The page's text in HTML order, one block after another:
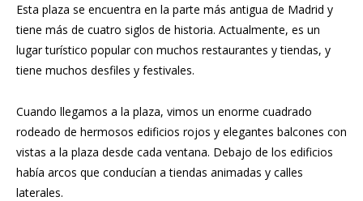
Esta plaza se encuentra en la parte más antigua de Madrid y
tiene más de cuatro siglos de historia. Actualmente, es un
lugar turístico popular con muchos restaurantes y tiendas, y
tiene muchos desfiles y festivales.
Cuando llegamos a la plaza, vimos un enorme cuadrado
rodeado de hermosos edificios rojos y elegantes balcones con
vistas a la plaza desde cada ventana. Debajo de los edificios
había arcos que conducían a tiendas animadas y calles
laterales.